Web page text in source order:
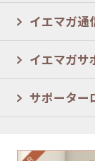
イエマガ通
イエマガサ
サポーター